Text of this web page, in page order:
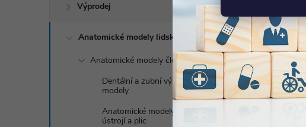
Výprodej
Anatomické modely lidského těla
Anatomické modely člověka
Dentální a zubní výukové
modely
Anatomické modely dýchací
ústrojí a plic